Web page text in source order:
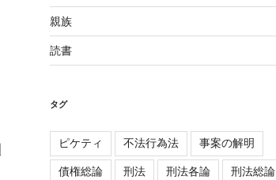
親族
読書
タグ
ピケティ 不法行為法 事案の解明
債権総論 刑法 刑法各論 刑法総論